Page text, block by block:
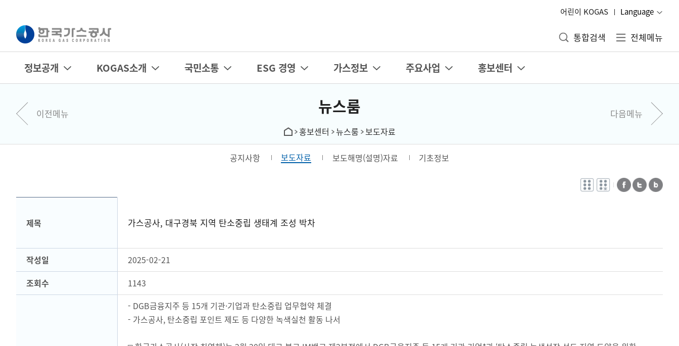
어린이 KOGAS Language
통합검색 전체메뉴
정보공개 KOGAS소개 국민소통 ESG 경영 가스정보 주요사업 홍보센터
뉴스룸
홍보센터 뉴스룸 보도자료
이전메뉴 다음메뉴
공지사항 보도자료 보도해명(설명)자료
기초정보
전자점자
바로보기
전자점자
다운로드페이스북트위터블로그
제목 가스공사, 대구경북 지역 탄소중립 생태계 조성 박차
작성일
2025-02-21
조회수
1143
- DGB금융지주 등 15개 기관·기업과 탄소중립 업무협약 체결
- 가스공사, 탄소중립 포인트 제도 등 다양한 녹색실천 활동 나서